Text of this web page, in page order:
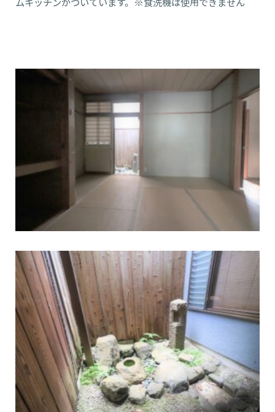
ムキッチンがついています。※食洗機は使用できません